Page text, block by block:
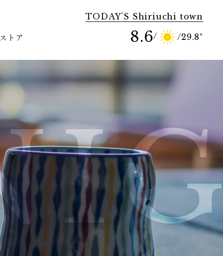
トア
TODAY’S Shiriuchi town
8.6/ /29.8°